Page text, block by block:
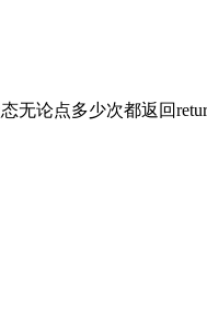
无论点多少次都返回